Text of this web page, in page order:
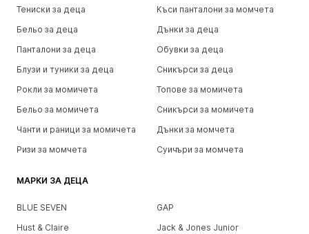
Тениски за деца
Къси панталони за момчета
Бельо за деца
Дънки за деца
Панталони за деца
Обувки за деца
Блузи и туники за деца
Сникърси за деца
Рокли за момичета
Топове за момичета
Бельо за момичета
Сникърси за момичета
Чанти и раници за момичета
Дънки за момчета
Ризи за момчета
Суичъри за момчета
МАРКИ ЗА ДЕЦА
BLUE SEVEN
GAP
Hust & Claire
Jack & Jones Junior